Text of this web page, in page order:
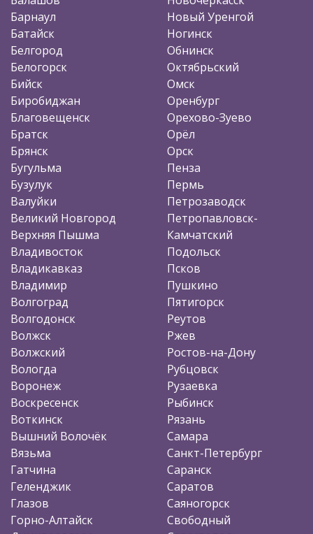
Барнаул
Батайск
Белгород
Белогорск
Бийск
Биробиджан
Благовещенск
Братск
Брянск
Бугульма
Бузулук
Валуйки
Великий Новгород
Верхняя Пышма
Владивосток
Владикавказ
Владимир
Волгоград
Волгодонск
Волжск
Волжский
Вологда
Воронеж
Воскресенск
Воткинск
Вышний Волочёк
Вязьма
Гатчина
Геленджик
Глазов
Горно-Алтайск
Новый Уренгой
Ногинск
Обнинск
Октябрьский
Омск
Оренбург
Орехово-Зуево
Орёл
Орск
Пенза
Пермь
Петрозаводск
Петропавловск-
Камчатский
Подольск
Псков
Пушкино
Пятигорск
Реутов
Ржев
Ростов-на-Дону
Рубцовск
Рузаевка
Рыбинск
Рязань
Самара
Санкт-Петербург
Саранск
Саратов
Саяногорск
Свободный